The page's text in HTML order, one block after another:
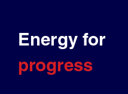
Energy for
progress